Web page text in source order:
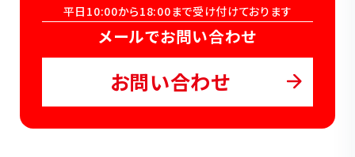
平日10:00から18:00まで受け付けております
メールでお問い合わせ
お問い合わせ